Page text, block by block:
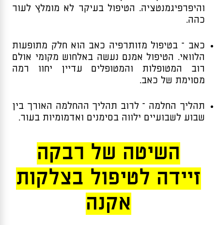
והיפרפיגמנטציה. הטיפול בעיקר לא מומלץ לעור
כהה.
כאב – בטיפול מזותרפיה כאב הוא חלק מתופעות
הלוואי. הטיפול אמנם נעשה באלחוש מקומי אולם
רוב המטופלות והמטופלים עדיין יחוו רמה
מסוימת של כאב.
תהליך החלמה – לרוב תהליך ההחלמה האורך בין
שבוע לשבועיים ילווה בסימנים ואדמומיות בעור.
השיטה של רבקה
זיידה לטיפול בצלקות
אקנה